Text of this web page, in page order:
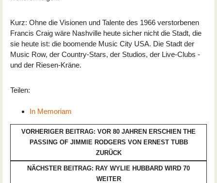
Kurz: Ohne die Visionen und Talente des 1966 verstorbenen
Francis Craig wäre Nashville heute sicher nicht die Stadt, die
sie heute ist: die boomende Music City USA. Die Stadt der
Music Row, der Country-Stars, der Studios, der Live-Clubs -
und der Riesen-Kräne.
Teilen:
In Memoriam
VORHERIGER BEITRAG: VOR 80 JAHREN ERSCHIEN THE
PASSING OF JIMMIE RODGERS VON ERNEST TUBB
ZURÜCK
NÄCHSTER BEITRAG: RAY WYLIE HUBBARD WIRD 70
WEITER